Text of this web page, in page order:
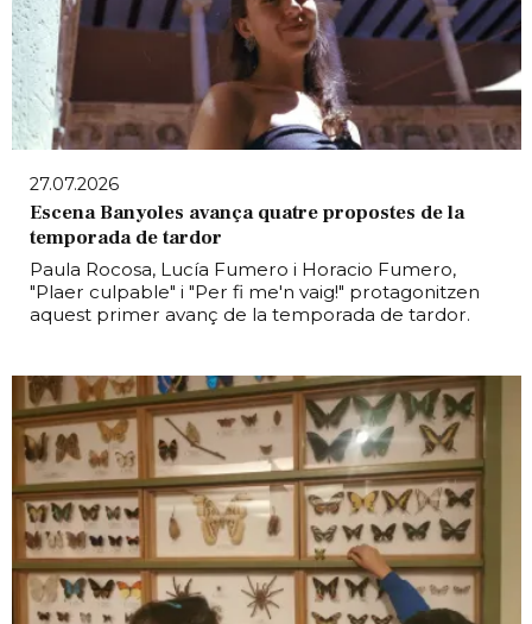
27.07.2026
Escena Banyoles avança quatre propostes de la
temporada de tardor
Paula Rocosa, Lucía Fumero i Horacio Fumero,
"Plaer culpable" i "Per fi me'n vaig!" protagonitzen
aquest primer avanç de la temporada de tardor.